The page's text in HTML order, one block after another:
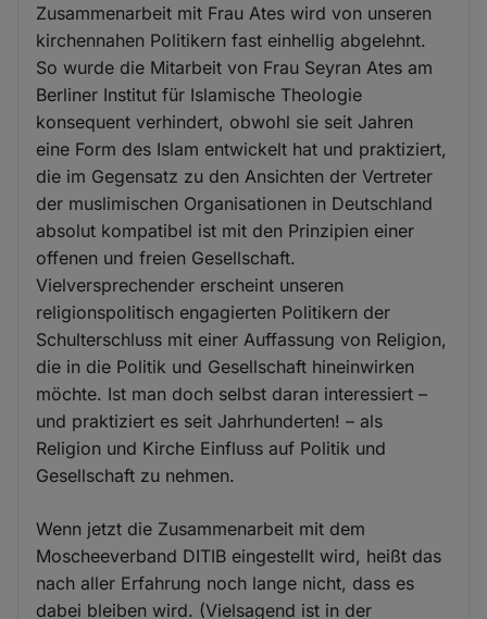
Zusammenarbeit mit Frau Ates wird von unseren
kirchennahen Politikern fast einhellig abgelehnt.
So wurde die Mitarbeit von Frau Seyran Ates am
Berliner Institut für Islamische Theologie
konsequent verhindert, obwohl sie seit Jahren
eine Form des Islam entwickelt hat und praktiziert,
die im Gegensatz zu den Ansichten der Vertreter
der muslimischen Organisationen in Deutschland
absolut kompatibel ist mit den Prinzipien einer
offenen und freien Gesellschaft.
Vielversprechender erscheint unseren
religionspolitisch engagierten Politikern der
Schulterschluss mit einer Auffassung von Religion,
die in die Politik und Gesellschaft hineinwirken
möchte. Ist man doch selbst daran interessiert –
und praktiziert es seit Jahrhunderten! – als
Religion und Kirche Einfluss auf Politik und
Gesellschaft zu nehmen.
Wenn jetzt die Zusammenarbeit mit dem
Moscheeverband DITIB eingestellt wird, heißt das
nach aller Erfahrung noch lange nicht, dass es
dabei bleiben wird. (Vielsagend ist in der